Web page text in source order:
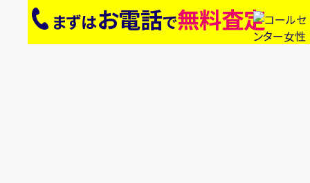
まずはお電話で無料査定